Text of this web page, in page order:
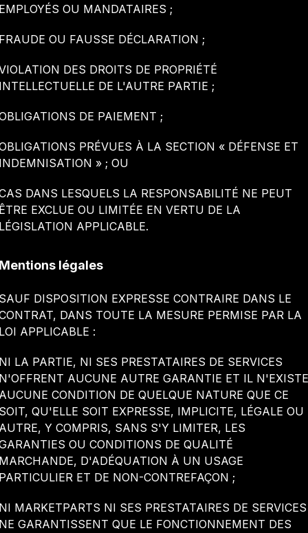
OU MANDATAIRES ;
OU FAUSSE DÉCLARATION ;
DES DROITS DE PROPRIÉTÉ
DE L'AUTRE PARTIE ;
DE PAIEMENT ;
PRÉVUES À LA SECTION « DÉFENSE ET
» ; OU
DANS LESQUELS LA RESPONSABILITÉ NE PEUT
EXCLUE OU LIMITÉE EN VERTU DE LA
APPLICABLE.
légales
DISPOSITION EXPRESSE CONTRAIRE DANS LE
DANS TOUTE LA MESURE PERMISE PAR LA
APPLICABLE :
LA PARTIE, NI SES PRESTATAIRES DE SERVICES
AUCUNE AUTRE GARANTIE ET IL N'EXISTE
CONDITION DE QUELQUE NATURE QUE CE
QU'ELLE SOIT EXPRESSE, IMPLICITE, LÉGALE OU
Y COMPRIS, SANS S'Y LIMITER, LES
OU CONDITIONS DE QUALITÉ
D'ADÉQUATION À UN USAGE
ET DE NON-CONTREFAÇON ;
MARKETPARTS NI SES PRESTATAIRES DE SERVICES
GARANTISSENT QUE LE FONCTIONNEMENT DES